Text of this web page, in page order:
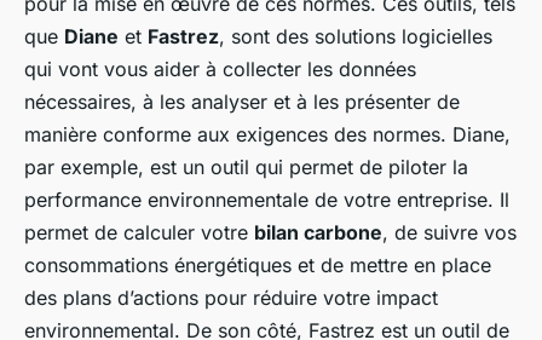
que Diane et Fastrez, sont des solutions logicielles
qui vont vous aider à collecter les données
nécessaires, à les analyser et à les présenter de
manière conforme aux exigences des normes. Diane,
par exemple, est un outil qui permet de piloter la
performance environnementale de votre entreprise. Il
permet de calculer votre bilan carbone, de suivre vos
consommations énergétiques et de mettre en place
des plans d’actions pour réduire votre impact
environnemental. De son côté, Fastrez est un outil de